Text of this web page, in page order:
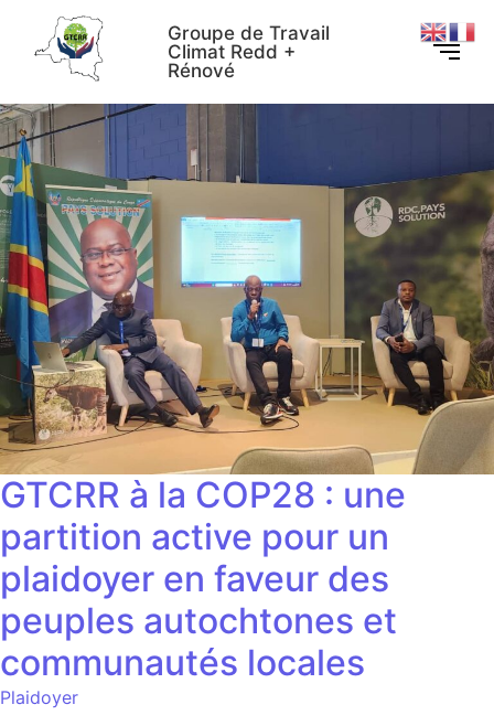
Groupe de Travail
Climat Redd +
Rénové
GTCRR à la COP28 : une
partition active pour un
plaidoyer en faveur des
peuples autochtones et
communautés locales
Plaidoyer